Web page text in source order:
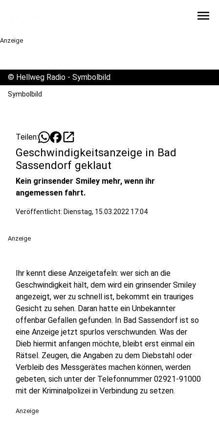
menu
Anzeige
© Hellweg Radio - Symbolbild
Symbolbild
Teilen: open_in_new
Geschwindigkeitsanzeige in Bad
Sassendorf geklaut
Kein grinsender Smiley mehr, wenn ihr
angemessen fahrt.
Veröffentlicht: Dienstag, 15.03.2022 17:04
Anzeige
Ihr kennt diese Anzeigetafeln: wer sich an die
Geschwindigkeit hält, dem wird ein grinsender Smiley
angezeigt, wer zu schnell ist, bekommt ein trauriges
Gesicht zu sehen. Daran hatte ein Unbekannter
offenbar Gefallen gefunden. In Bad Sassendorf ist so
eine Anzeige jetzt spurlos verschwunden. Was der
Dieb hiermit anfangen möchte, bleibt erst einmal ein
Rätsel. Zeugen, die Angaben zu dem Diebstahl oder
Verbleib des Messgerätes machen können, werden
gebeten, sich unter der Telefonnummer 02921-91000
mit der Kriminalpolizei in Verbindung zu setzen.
Anzeige